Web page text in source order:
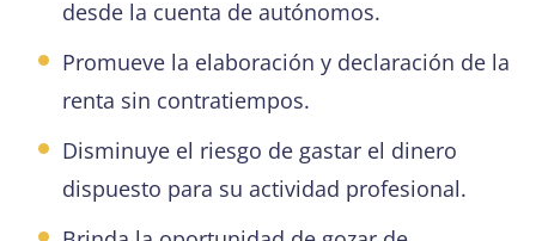
desde la cuenta de autónomos.
Promueve la elaboración y declaración de la
renta sin contratiempos.
Disminuye el riesgo de gastar el dinero
dispuesto para su actividad profesional.